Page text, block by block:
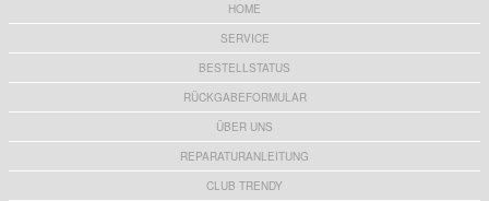
HOME
SERVICE
BESTELLSTATUS
RÜCKGABEFORMULAR
ÜBER UNS
REPARATURANLEITUNG
CLUB TRENDY